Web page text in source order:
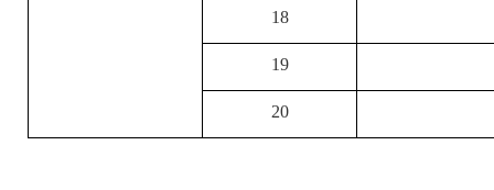
18
19
20